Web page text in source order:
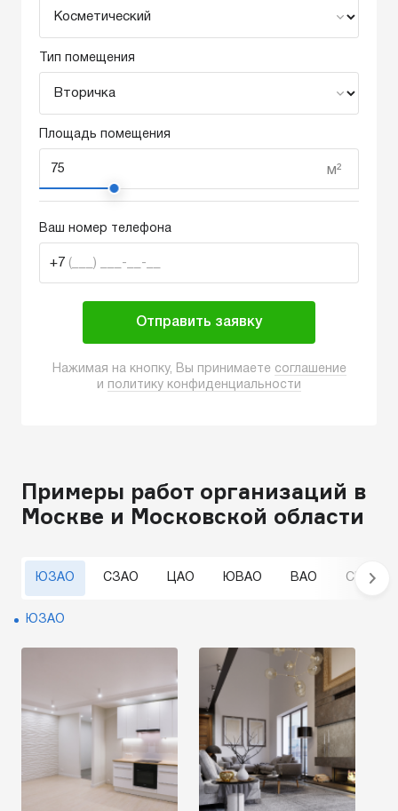
Тип помещения
Площадь помещения
м²
Ваш номер телефона
+7 (___) ___-__-__
Отправить заявку
Нажимая на кнопку, Вы принимаете соглашение
и политику конфиденциальности
Примеры работ организаций в
Москве и Московской области
ЮЗАО СЗАО ЦАО ЮВАО ВАО СВАО
ЮЗАО